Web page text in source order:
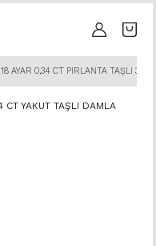
18 AYAR 0,34 CT PIRLANTA TAŞLI